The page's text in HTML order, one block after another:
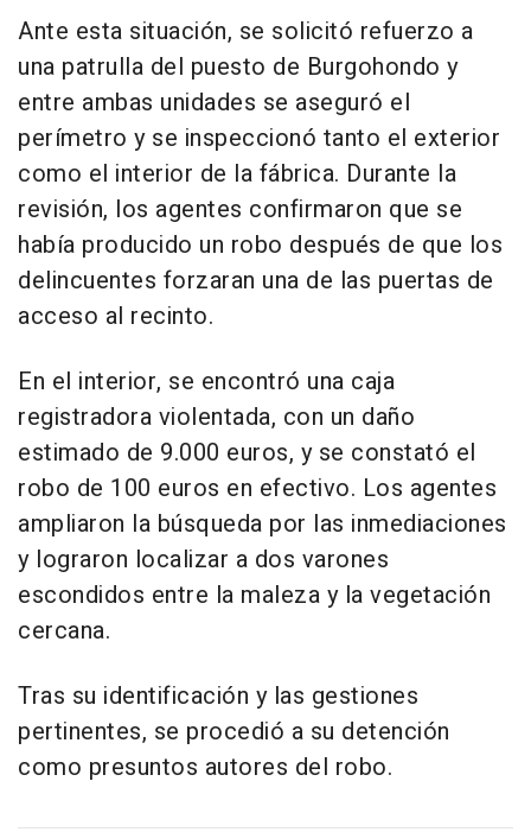
Ante esta situación, se solicitó refuerzo a
una patrulla del puesto de Burgohondo y
entre ambas unidades se aseguró el
perímetro y se inspeccionó tanto el exterior
como el interior de la fábrica. Durante la
revisión, los agentes confirmaron que se
había producido un robo después de que los
delincuentes forzaran una de las puertas de
acceso al recinto.
En el interior, se encontró una caja
registradora violentada, con un daño
estimado de 9.000 euros, y se constató el
robo de 100 euros en efectivo. Los agentes
ampliaron la búsqueda por las inmediaciones
y lograron localizar a dos varones
escondidos entre la maleza y la vegetación
cercana.
Tras su identificación y las gestiones
pertinentes, se procedió a su detención
como presuntos autores del robo.